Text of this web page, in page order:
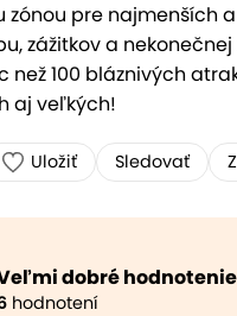
zónou pre najmenších
zážitkov a nekonečnej
než 100 bláznivých
aj veľkých!
Uložiť Sledovať
dobré hodnotenie
hodnotení